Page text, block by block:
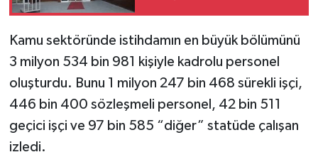
Kamu sektöründe istihdamın en büyük bölümünü
3 milyon 534 bin 981 kişiyle kadrolu personel
oluşturdu. Bunu 1 milyon 247 bin 468 sürekli işçi,
446 bin 400 sözleşmeli personel, 42 bin 511
geçici işçi ve 97 bin 585 “diğer” statüde çalışan
izledi.